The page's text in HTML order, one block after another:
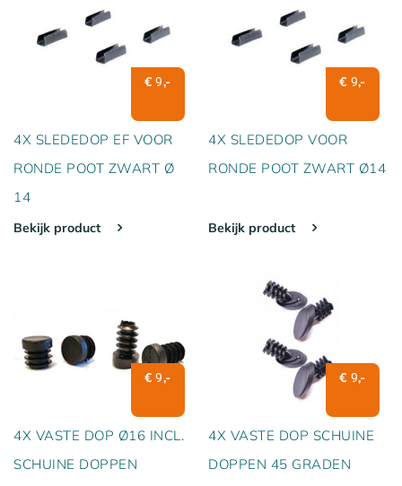
€9,-
4X SLEDEDOP EF VOOR
RONDE POOT ZWART Ø
14
Bekijk product
€ 9,-
4X SLEDEDOP VOOR
RONDE POOT ZWART Ø14
Bekijk product
€9,-
4X VASTE DOP Ø16 INCL.
SCHUINE DOPPEN
€ 9,-
4X VASTE DOP SCHUINE
DOPPEN 45 GRADEN